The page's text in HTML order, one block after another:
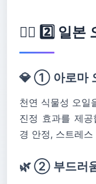
💆‍♀️ 2️⃣ 일본
💎 ① 아로마
천연 식물성 오일
진정 효과를 제
경 안정, 스트레
🌿 ② 부드러